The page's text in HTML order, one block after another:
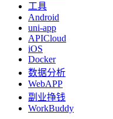
工具
Android
uni-app
APICloud
iOS
Docker
数据分析
WebAPP
副业挣钱
WorkBuddy